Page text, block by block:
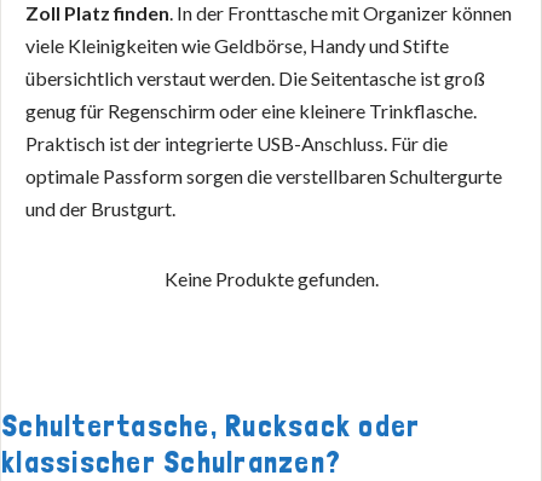
Zoll Platz finden. In der Fronttasche mit Organizer können
viele Kleinigkeiten wie Geldbörse, Handy und Stifte
übersichtlich verstaut werden. Die Seitentasche ist groß
genug für Regenschirm oder eine kleinere Trinkflasche.
Praktisch ist der integrierte USB-Anschluss. Für die
optimale Passform sorgen die verstellbaren Schultergurte
und der Brustgurt.
Keine Produkte gefunden.
Schultertasche, Rucksack oder
klassischer Schulranzen?